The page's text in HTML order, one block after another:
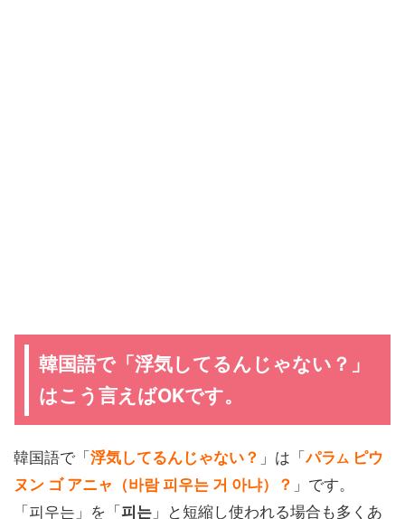
韓国語で「浮気してるんじゃない？」
はこう言えばOKです。
韓国語で「 浮気してるんじゃない？ 」は「パラム ピウ
ヌン ゴ アニャ（바람 피우는 거 아냐）？ 」です。
「피우는」を「 피는 」と短縮し使われる場合も多くあ